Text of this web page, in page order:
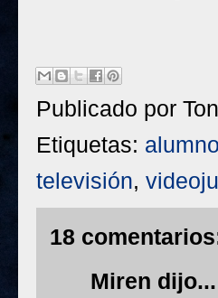
Publicado por
Etiquetas:
televisión,
18
Miren dijo...